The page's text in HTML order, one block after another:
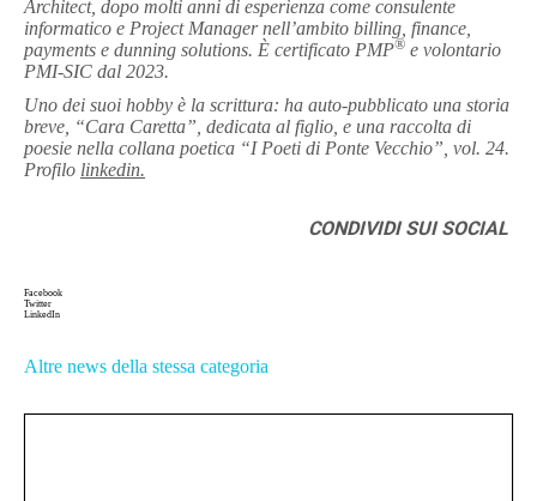
Architect, dopo molti anni di esperienza come consulente
informatico e Project Manager nell’ambito billing, finance,
payments e dunning solutions. È certificato PMP® e volontario
PMI-SIC dal 2023.
Uno dei suoi hobby è la scrittura: ha auto-pubblicato una storia
breve, “Cara Caretta”, dedicata al figlio, e una raccolta di
poesie nella collana poetica “I Poeti di Ponte Vecchio”, vol. 24.
Profilo linkedin.
CONDIVIDI SUI SOCIAL
Facebook
Twitter
LinkedIn
Altre news della stessa categoria